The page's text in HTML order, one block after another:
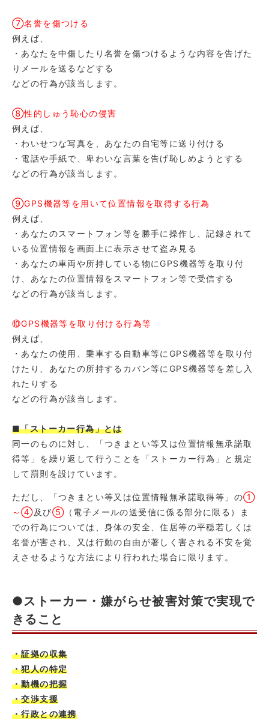
⑦名誉を傷つける
例えば、
・あなたを中傷したり名誉を傷つけるような内容を告げた
りメールを送るなどする
などの行為が該当します。
⑧性的しゅう恥心の侵害
例えば、
・わいせつな写真を、あなたの自宅等に送り付ける
・電話や手紙で、卑わいな言葉を告げ恥しめようとする
などの行為が該当します。
⑨GPS機器等を用いて位置情報を取得する行為
例えば、
・あなたのスマートフォン等を勝手に操作し、記録されて
いる位置情報を画面上に表示させて盗み見る
・あなたの車両や所持している物にGPS機器等を取り付
け、あなたの位置情報をスマートフォン等で受信する
などの行為が該当します。
⑩GPS機器等を取り付ける行為等
例えば、
・あなたの使用、乗車する自動車等にGPS機器等を取り付
けたり、あなたの所持するカバン等にGPS機器等を差し入
れたりする
などの行為が該当します。
■「ストーカー行為」とは
同一のものに対し、「つきまとい等又は位置情報無承諾取
得等」を繰り返して行うことを「ストーカー行為」と規定
して罰則を設けています。
ただし、「つきまとい等又は位置情報無承諾取得等」の①
～④及び⑤ （電子メールの送受信に係る部分に限る）ま
での行為については、身体の安全、住居等の平穏若しくは
名誉が害され、又は行動の自由が著しく害される不安を覚
えさせるような方法により行われた場合に限ります。
●ストーカー・嫌がらせ被害対策で実現で
きること
・証拠の収集
・犯人の特定
・動機の把握
・交渉支援
・行政との連携